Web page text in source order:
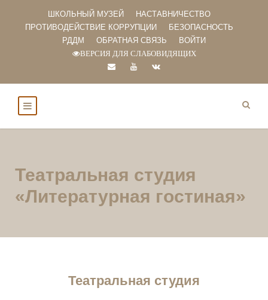
ШКОЛЬНЫЙ МУЗЕЙ
НАСТАВНИЧЕСТВО
ПРОТИВОДЕЙСТВИЕ КОРРУПЦИИ
БЕЗОПАСНОСТЬ
РДДМ
ОБРАТНАЯ СВЯЗЬ ВОЙТИ
ВЕРСИЯ ДЛЯ СЛАБОВИДЯЩИХ
Театральная студия
«Литературная гостиная»
Театральная студия